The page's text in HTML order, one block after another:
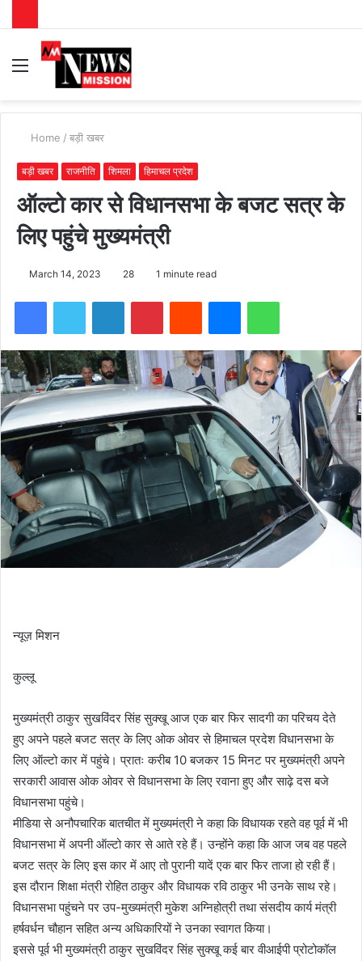
Menu
Home / बड़ी खबर
बड़ी खबर राजनीति शिमला हिमाचल प्रदेश
ऑल्टो कार से विधानसभा के बजट सत्र के
लिए पहुंचे मुख्यमंत्री
March 14, 2023 28 1 minute read
न्यूज़ मिशन
कुल्लू
मुख्यमंत्री ठाकुर सुखविंदर सिंह सुक्खू आज एक बार फिर सादगी का परिचय देते
हुए अपने पहले बजट सत्र के लिए ओक ओवर से हिमाचल प्रदेश विधानसभा के
लिए ऑल्टो कार में पहुंचे। प्रातः करीब 10 बजकर 15 मिनट पर मुख्यमंत्री अपने
सरकारी आवास ओक ओवर से विधानसभा के लिए रवाना हुए और साढ़े दस बजे
विधानसभा पहुंचे।
मीडिया से अनौपचारिक बातचीत में मुख्यमंत्री ने कहा कि विधायक रहते वह पूर्व में भी
विधानसभा में अपनी ऑल्टो कार से आते रहे हैं। उन्होंने कहा कि आज जब वह पहले
बजट सत्र के लिए इस कार में आए तो पुरानी यादें एक बार फिर ताजा हो रही हैं।
इस दौरान शिक्षा मंत्री रोहित ठाकुर और विधायक रवि ठाकुर भी उनके साथ रहे।
विधानसभा पहुंचने पर उप-मुख्यमंत्री मुकेश अग्निहोत्री तथा संसदीय कार्य मंत्री
हर्षवर्धन चौहान सहित अन्य अधिकारियों ने उनका स्वागत किया।
इससे पूर्व भी मुख्यमंत्री ठाकुर सुखविंदर सिंह सुक्खू कई बार वीआईपी प्रोटोकॉल